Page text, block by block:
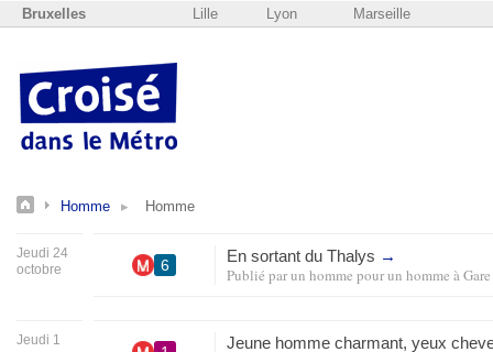
Bruxelles Lille Lyon Marseille
Homme Homme
Jeudi 24
octobre
6 En sortant du Thalys →
Publié parun homme pour un homme à
Jeudi 1
Jeune homme charmant, yeux